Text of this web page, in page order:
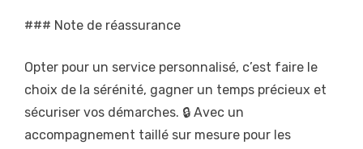
### Note de réassurance
Opter pour un service personnalisé, c’est faire le
choix de la sérénité, gagner un temps précieux et
sécuriser vos démarches. 🔒 Avec un
accompagnement taillé sur mesure pour les